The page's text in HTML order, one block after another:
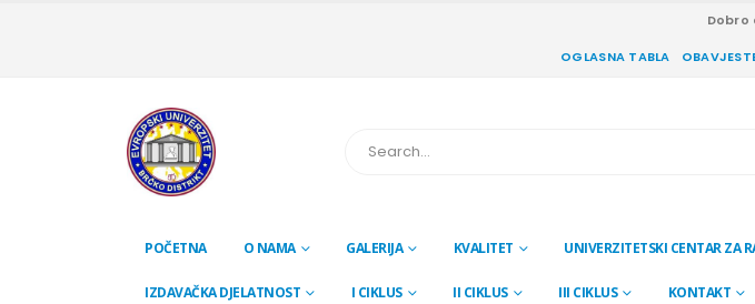
OGLASNA TABLA
POČETNA O NAMA GALERIJA KVALITET UNIVERZITETSKI CENTAR ZA
IZDAVAČKA DJELATNOST I CIKLUS II CIKLUS III CIKLUS KONTAKT